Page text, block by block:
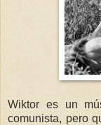
Wiktor es un
comunista, pero